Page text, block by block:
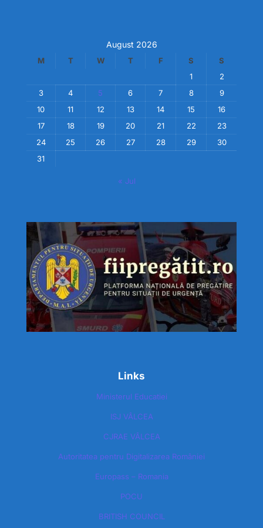
August 2026
M T W T F S
S
1
2
3
4 5 6 7 8
9
10
11 12 13 14 15
16
17
18 19 20 21 22
23
24
25 26 27 28 29
30
31
« Jul
Links
Ministerul Educatiei
ISJ VÂLCEA
CJRAE VÂLCEA
Autoritatea pentru Digitalizarea României​
Europass – Romania
POCU
BRITISH COUNCIL